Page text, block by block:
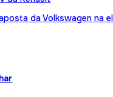
da Volkswagen na